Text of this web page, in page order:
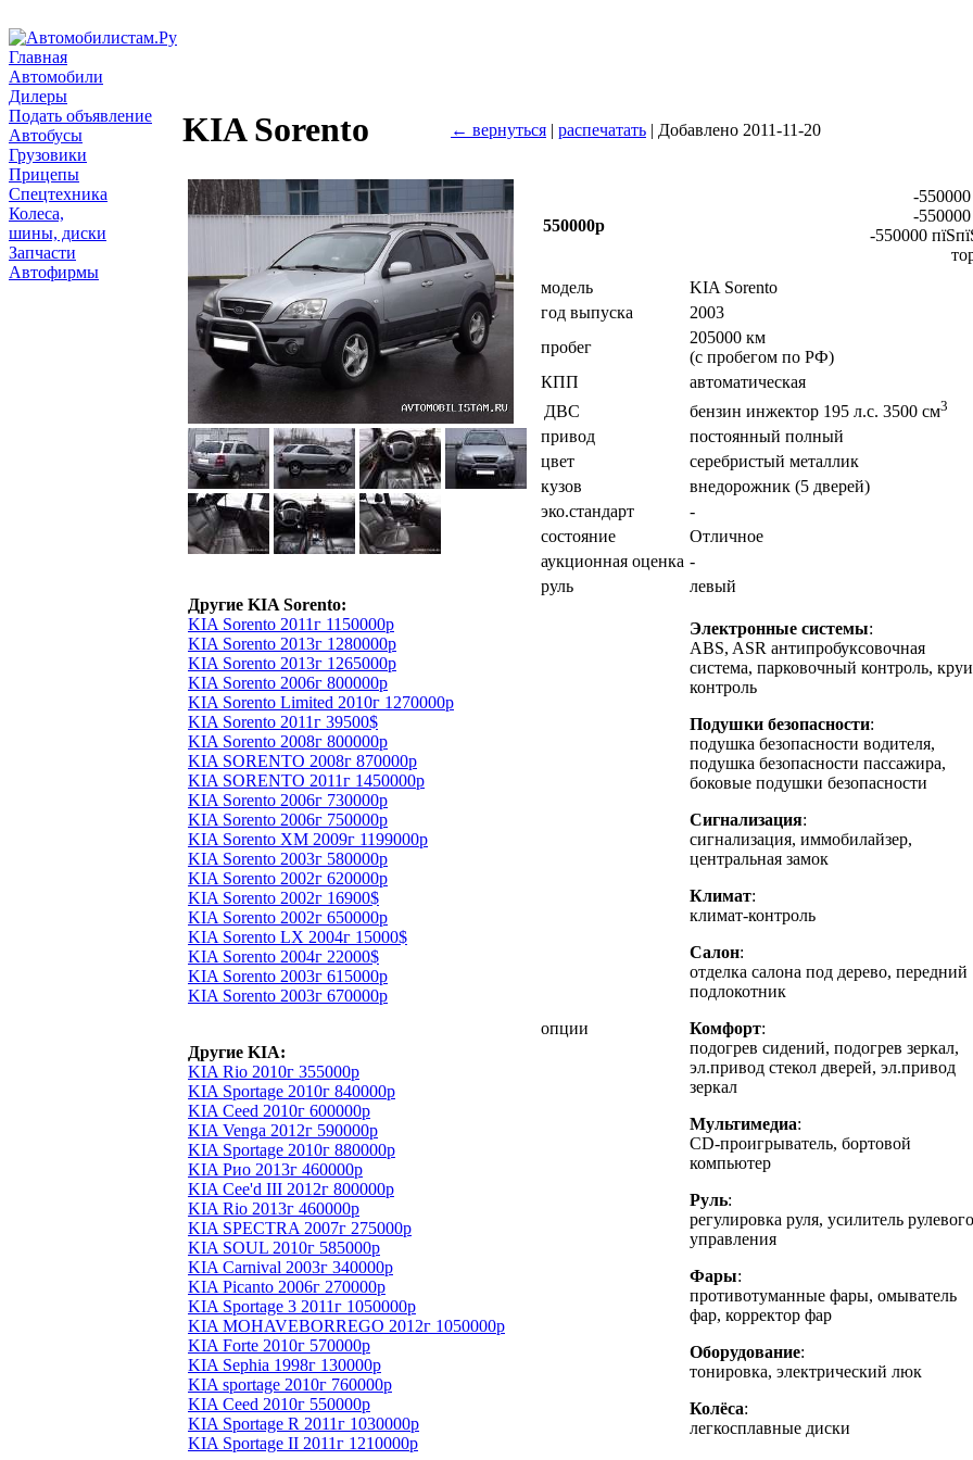
Главная
Автомобили
Дилеры
Подать объявление
Автобусы
Грузовики
Прицепы
Спецтехника
Колеса,
шины, диски
Запчасти
Автофирмы
KIA Sorento ← вернуться | распечатать | Добавлено 2011-11-20
Другие KIA Sorento:
KIA Sorento 2011г 1150000р
KIA Sorento 2013г 1280000р
KIA Sorento 2013г 1265000р
KIA Sorento 2006г 800000р
KIA Sorento Limited 2010г 1270000р
KIA Sorento 2011г 39500$
KIA Sorento 2008г 800000р
KIA SORENTO 2008г 870000р
KIA SORENTO 2011г 1450000р
KIA Sorento 2006г 730000р
KIA Sorento 2006г 750000р
KIA Sorento XM 2009г 1199000р
KIA Sorento 2003г 580000р
KIA Sorento 2002г 620000р
KIA Sorento 2002г 16900$
KIA Sorento 2002г 650000р
KIA Sorento LX 2004г 15000$
KIA Sorento 2004г 22000$
KIA Sorento 2003г 615000р
KIA Sorento 2003г 670000р
Другие KIA:
KIA Rio 2010г 355000р
KIA Sportage 2010г 840000р
KIA Ceed 2010г 600000р
KIA Venga 2012г 590000р
KIA Sportage 2010г 880000р
KIA Рио 2013г 460000р
KIA Cee'd III 2012г 800000р
KIA Rio 2013г 460000р
KIA SPECTRA 2007г 275000р
KIA SOUL 2010г 585000р
KIA Carnival 2003г 340000р
KIA Picanto 2006г 270000р
KIA Sportage 3 2011г 1050000р
KIA MOHAVEBORREGO 2012г 1050000р
KIA Forte 2010г 570000р
KIA Sephia 1998г 130000р
KIA sportage 2010г 760000р
KIA Ceed 2010г 550000р
KIA Sportage R 2011г 1030000р
KIA Sportage II 2011г 1210000р
550000р
-
-
-550000
модель
KIA Sorento
год выпуска
2003
пробег
205000 км
(с пробегом по РФ)
КПП
автоматическая
ДВС
бензин инжектор 195 л.с. 3500 см3
привод
постоянный полный
цвет
серебристый металлик
кузов
внедорожник (5 дверей)
эко.стандарт
-
состояние
Отличное
аукционная оценка -
руль
левый
опции
Электронные системы:
ABS, ASR антипробуксовочная
система, парковочный контроль,
контроль
Подушки безопасности:
подушка безопасности водителя,
подушка безопасности пассажира,
боковые подушки безопасности
Сигнализация:
сигнализация, иммобилайзер,
центральная замок
Климат:
климат-контроль
Салон:
отделка салона под дерево, передний
подлокотник
Комфорт:
подогрев сидений, подогрев зеркал,
эл.привод стекол дверей, эл.привод
зеркал
Мультимедиа:
CD-проигрыватель, бортовой
компьютер
Руль:
регулировка руля, усилитель рулевого
управления
Фары:
противотуманные фары, омыватель
фар, корректор фар
Оборудование:
тонировка, электрический люк
Колёса:
легкосплавные диски